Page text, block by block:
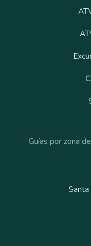
Guías por zona
Santa